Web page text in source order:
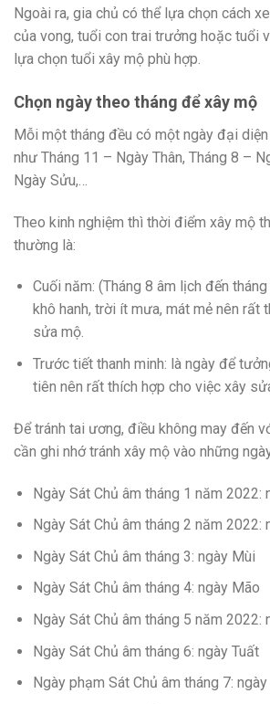
Ngoài ra, gia chủ có thể lựa chọn cách
của vong, tuổi con trai trưởng hoặc tuổi
lựa chọn tuổi xây mộ phù hợp.
Chọn ngày theo tháng để xây mộ
Mỗi một tháng đều có một ngày đại
như Tháng 11 – Ngày Thân, Tháng 8 –
Ngày Sửu,…
Theo kinh nghiệm thì thời điểm xây mộ
thường là:
Cuối năm: (Tháng 8 âm lịch đến
khô hanh, trời ít mưa, mát mẻ nên rất
sửa mộ.
Trước tiết thanh minh: là ngày để
tiên nên rất thích hợp cho việc xây
Để tránh tai ương, điều không may đến
cần ghi nhớ tránh xây mộ vào những
Ngày Sát Chủ âm tháng 1 năm 2022:
Ngày Sát Chủ âm tháng 2 năm 2022:
Ngày Sát Chủ âm tháng 3: ngày Mùi
Ngày Sát Chủ âm tháng 4: ngày Mão
Ngày Sát Chủ âm tháng 5 năm 2022:
Ngày Sát Chủ âm tháng 6: ngày Tuất
Ngày phạm Sát Chủ âm tháng 7: